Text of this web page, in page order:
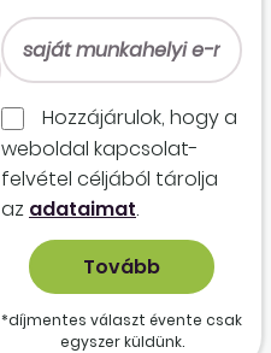
Hozzájárulok, hogy a
weboldal kapcso­lat­
felvétel céljából tárolja
az adataimat.
*díjmentes választ évente csak
egyszer küldünk.